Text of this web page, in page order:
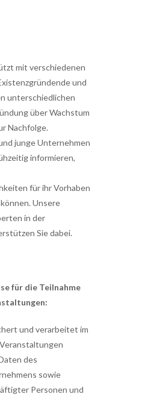
mit verschiedenen
und
unterschiedlichen
über Wachstum
Nachfolge.
junge Unternehmen
informieren,
für ihr Vorhaben
Unsere
in der
Sie dabei.
für die Teilnahme
und verarbeitet im
des
sowie
Personen und